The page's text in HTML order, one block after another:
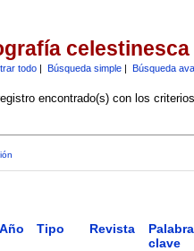
celestinesca
todo| Búsqueda simple| Búsqueda
encontrado(s) con los
Año Tipo Revista
clave